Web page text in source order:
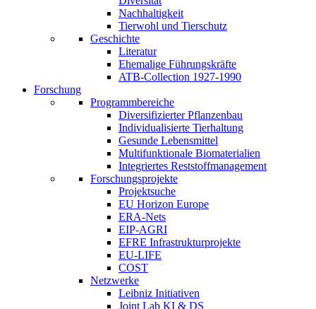
Nachhaltigkeit
Tierwohl und Tierschutz
Geschichte
Literatur
Ehemalige Führungskräfte
ATB-Collection 1927-1990
Forschung
Programmbereiche
Diversifizierter Pflanzenbau
Individualisierte Tierhaltung
Gesunde Lebensmittel
Multifunktionale Biomaterialien
Integriertes Reststoffmanagement
Forschungsprojekte
Projektsuche
EU Horizon Europe
ERA-Nets
EIP-AGRI
EFRE Infrastrukturprojekte
EU-LIFE
COST
Netzwerke
Leibniz Initiativen
Joint Lab KI & DS